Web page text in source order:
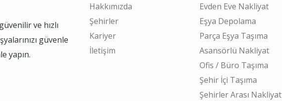
ve hızlı
güvenle
yapın.
Hakkımızda
Şehirler
Kariyer
İletişim
Evden Eve Nakliyat
Eşya Depolama
Parça Eşya Taşıma
Asansörlü Nakliyat
Ofis / Büro Taşıma
Şehir İçi Taşıma
Şehirler Arası Nakliyat